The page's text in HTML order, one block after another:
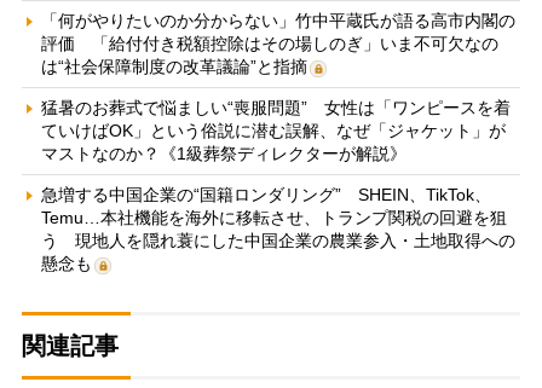
「何がやりたいのか分からない」竹中平蔵氏が語る高市内閣の
評価 「給付付き税額控除はその場しのぎ」いま不可欠なの
は“社会保障制度の改革議論”と指摘
猛暑のお葬式で悩ましい“喪服問題” 女性は「ワンピースを着
ていけばOK」という俗説に潜む誤解、なぜ「ジャケット」が
マストなのか？《1級葬祭ディレクターが解説》
急増する中国企業の“国籍ロンダリング” SHEIN、TikTok、
Temu…本社機能を海外に移転させ、トランプ関税の回避を狙
う 現地人を隠れ蓑にした中国企業の農業参入・土地取得への
懸念も
関連記事